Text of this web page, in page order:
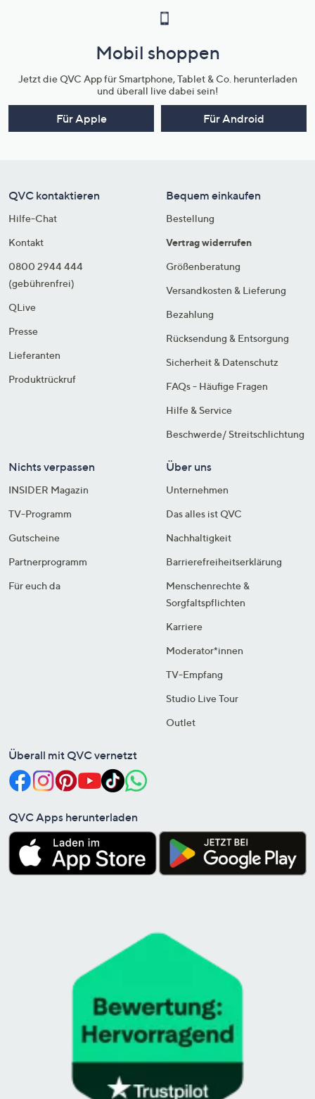
Mobil shoppen
Jetzt die QVC App für Smartphone, Tablet & Co. herunterladen
und überall live dabei sein!
Für Apple Für Android
QVC kontaktieren
Hilfe-Chat
Kontakt
0800 2944 444
(gebührenfrei)
QLive
Presse
Lieferanten
Produktrückruf
Bequem einkaufen
Bestellung
Vertrag widerrufen
Größenberatung
Versandkosten & Lieferung
Bezahlung
Rücksendung & Entsorgung
Sicherheit & Datenschutz
FAQs - Häufige Fragen
Hilfe & Service
Beschwerde/ Streitschlichtung
Nichts verpassen
INSIDER Magazin
TV-Programm
Gutscheine
Partnerprogramm
Für euch da
Über uns
Unternehmen
Das alles ist QVC
Nachhaltigkeit
Barrierefreiheitserklärung
Menschenrechte &
Sorgfaltspflichten
Karriere
Moderator*innen
TV-Empfang
Studio Live Tour
Outlet
Überall mit QVC vernetzt
QVC Apps herunterladen